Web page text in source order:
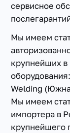
сервисное
Мы имеем
крупнейших в
Welding
Мы имеем
импортера в
крупнейшего